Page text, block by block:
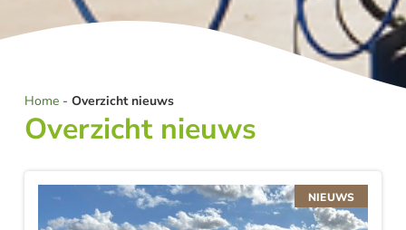
Home- Overzicht nieuws
Overzicht nieuws
NIEUWS